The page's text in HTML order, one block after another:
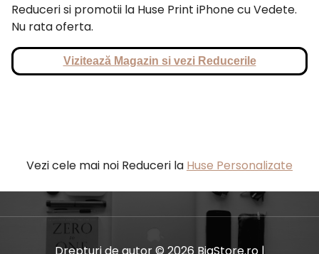
Reduceri si promotii la Huse Print iPhone cu Vedete.
Nu rata oferta.
Vizitează Magazin si vezi Reducerile
Vezi cele mai noi Reduceri la Huse Personalizate